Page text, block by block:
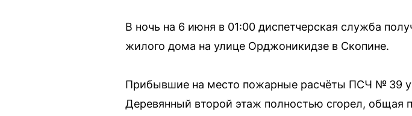
В ночь на 6 июня в 01:00 диспетчерская служба
жилого дома на улице Орджоникидзе в Скопине.
Прибывшие на место пожарные расчёты ПСЧ № 39
Деревянный второй этаж полностью сгорел, общая